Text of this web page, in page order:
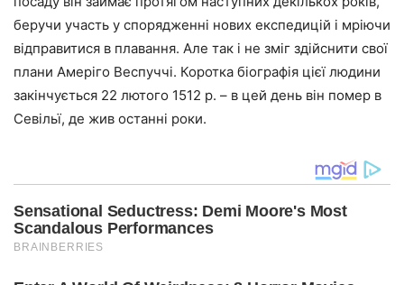
беручи участь у спорядженні нових експедицій і мріючи
відправитися в плавання. Але так і не зміг здійснити свої
плани Амеріго Веспуччі. Коротка біографія цієї людини
закінчується 22 лютого 1512 р. – в цей день він помер в
Севільї, де жив останні роки.